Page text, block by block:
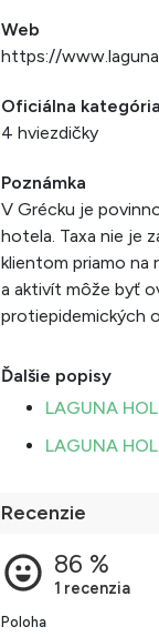
Web
https://
Oficiálna kategória
4 hviezdičky
Poznámka
V Grécku je
hotela. Taxa nie je
klientom priamo na
a aktivít môže byť
protiepidemických
Ďalšie popisy
LAGUNA
LAGUNA
Recenzie
Poloha